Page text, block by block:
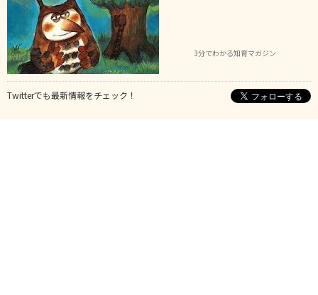
3分でわかる知育マガジン
Twitterでも最新情報をチェック！